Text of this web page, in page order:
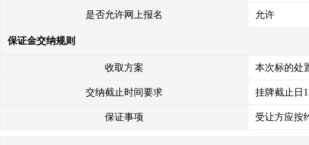
是否允许网上报名 允许
保证金交纳规则
收取方案 本次标的处
交纳截止时间要求 挂牌截止日
保证事项 受让方应按